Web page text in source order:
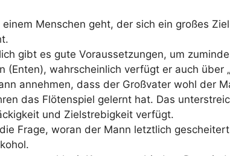
einem Menschen geht, der sich ein großes
gibt es gute Voraussetzungen, um
(Enten), wahrscheinlich verfügt er auch über
annehmen, dass der Großvater wohl der
das Flötenspiel gelernt hat. Das
und Zielstrebigkeit verfügt.
Frage, woran der Mann letztlich